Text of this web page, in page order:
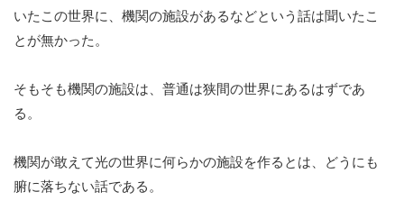
いたこの世界に、機関の施設があるなどという話は聞いたこ
とが無かった。
そもそも機関の施設は、普通は狭間の世界にあるはずであ
る。
機関が敢えて光の世界に何らかの施設を作るとは、どうにも
腑に落ちない話である。